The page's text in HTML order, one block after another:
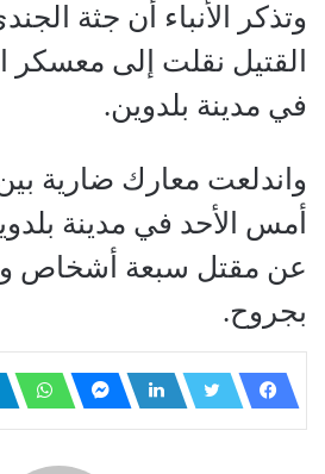
وتذكر الأنباء أن جثة
القتيل نقلت إلى معسكر
في مدينة بلدوين.
واندلعت معارك ضارية
أمس الأحد في مدينة
بجروح.